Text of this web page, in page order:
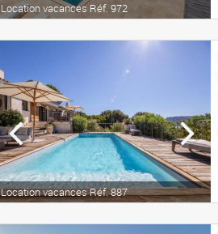
Location vacances Réf. 972
Location vacances Réf. 887